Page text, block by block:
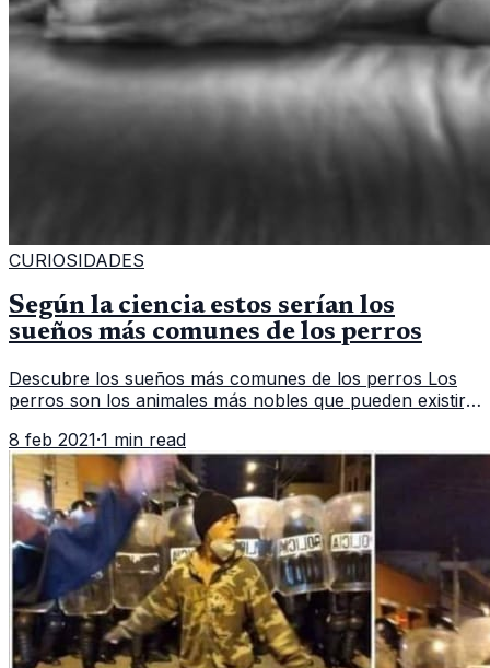
CURIOSIDADES
Según la ciencia estos serían los
sueños más comunes de los perros
Descubre los sueños más comunes de los perros Los
perros son los animales más nobles que pueden existir,
Debido a esto muchos
8 feb 2021·1 min read